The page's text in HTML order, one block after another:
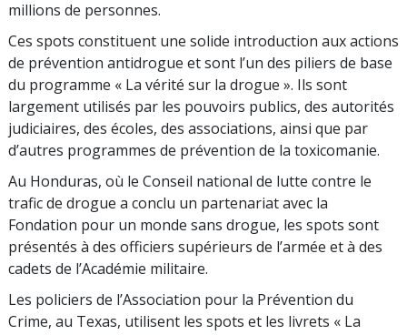
millions de personnes.
Ces spots constituent une solide introduction aux actions
de prévention antidrogue et sont l’un des piliers de base
du programme « La vérité sur la drogue ». Ils sont
largement utilisés par les pouvoirs publics, des autorités
judiciaires, des écoles, des associations, ainsi que par
d’autres programmes de prévention de la toxicomanie.
Au Honduras, où le Conseil national de lutte contre le
trafic de drogue a conclu un partenariat avec la
Fondation pour un monde sans drogue, les spots sont
présentés à des officiers supérieurs de l’armée et à des
cadets de l’Académie militaire.
Les policiers de l’Association pour la Prévention du
Crime, au Texas, utilisent les spots et les livrets « La